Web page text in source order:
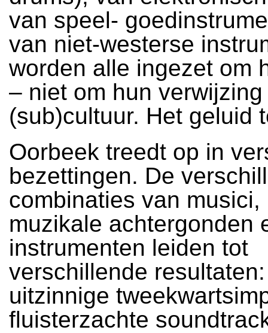
van speel-
van niet-westerse
worden alle ingezet om
– niet om hun
(sub)cultuur. Het geluid
Oorbeek treedt op in
bezettingen. De
combinaties van musici,
muzikale achtergonden
instrumenten leiden tot
verschillende
uitzinnige
fluisterzachte